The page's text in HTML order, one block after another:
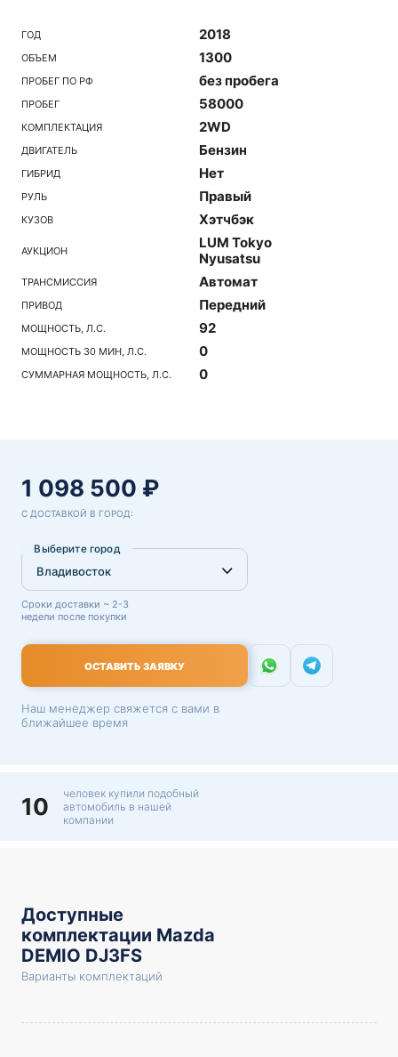
ГОД 2018
ОБЪЕМ 1300
ПРОБЕГ ПО РФ без пробега
ПРОБЕГ 58000
КОМПЛЕКТАЦИЯ 2WD
ДВИГАТЕЛЬ Бензин
ГИБРИД Нет
РУЛЬ Правый
КУЗОВ Хэтчбэк
АУКЦИОН
LUM Tokyo
Nyusatsu
ТРАНСМИССИЯ Автомат
ПРИВОД Передний
МОЩНОСТЬ, Л.С. 92
МОЩНОСТЬ 30 МИН, Л.С. 0
СУММАРНАЯ МОЩНОСТЬ, Л.С. 0
1 098 500 ₽
С ДОСТАВКОЙ В ГОРОД:
Выберите город
Сроки доставки ~ 2-3
недели после покупки
ОСТАВИТЬ ЗАЯВКУ
Наш менеджер свяжется с вами в
ближайшее время
10
человек купили подобный
автомобиль в нашей
компании
Доступные
комплектации Mazda
DEMIO DJ3FS
Варианты комплектаций